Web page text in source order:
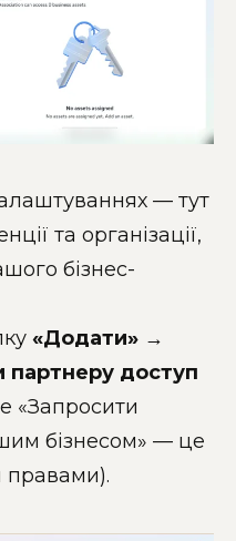
— тут
та організації,
бізнес-
«Додати» →
партнеру доступ
«Запросити
бізнесом» — це